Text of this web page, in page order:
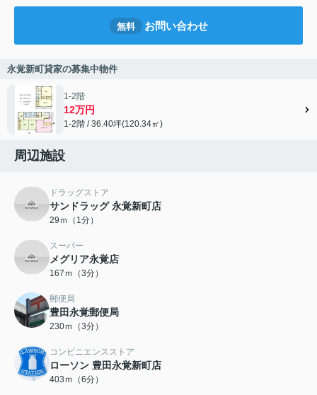
無料 お問い合わせ
永覚新町貸家の募集中物件
1-2階
12万円
1-2階 / 36.40坪(120.34㎡)
周辺施設
ドラッグストア
サンドラッグ 永覚新町店
29ｍ（1分）
スーパー
メグリア永覚店
167ｍ（3分）
郵便局
豊田永覚郵便局
230ｍ（3分）
コンビニエンスストア
ローソン 豊田永覚新町店
403ｍ（6分）